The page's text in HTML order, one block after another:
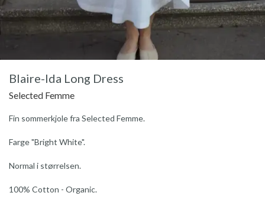
Blaire-Ida Long Dress
Selected Femme
Fin sommerkjole fra Selected Femme.
Farge "Bright White".
Normal i størrelsen.
100% Cotton - Organic.